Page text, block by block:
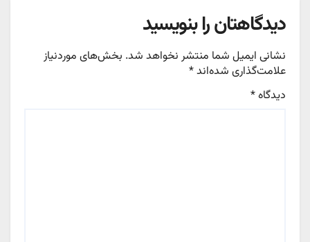
دیدگاهتان را بنویسید
نشانی ایمیل شما منتشر نخواهد شد. بخش‌های موردنیاز
علامت‌گذاری شده‌اند*
دیدگاه*